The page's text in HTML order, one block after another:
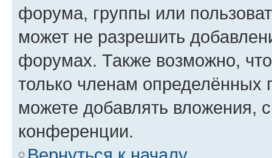
форума, группы или
может не разрешить
форумах. Также возможно,
только членам определённых
можете добавлять вложения,
конференции.